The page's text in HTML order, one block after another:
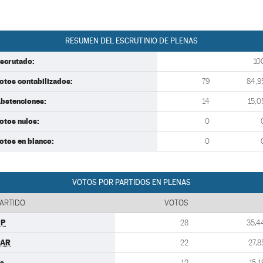
RESUMEN DEL ESCRUTINIO DE PLENAS
contabilizados: 79
14
nulos: 0
en blanco: 0
VOTOS POR PARTIDOS EN PLENAS
VOTOS
28
22